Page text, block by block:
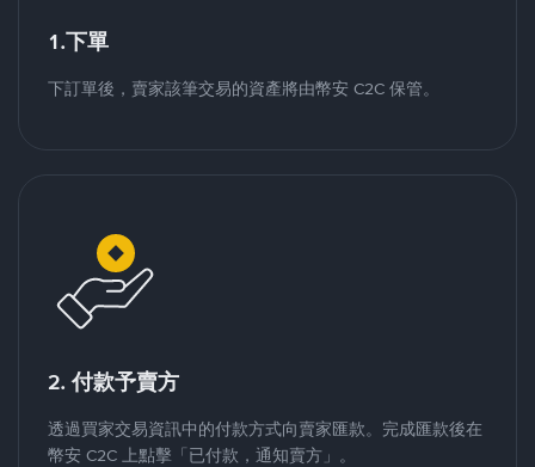
1.下單
下訂單後，賣家該筆交易的資產將由幣安 C2C 保管。
2. 付款予賣方
透過買家交易資訊中的付款方式向賣家匯款。完成匯款後在
幣安 C2C 上點擊「已付款，通知賣方」。